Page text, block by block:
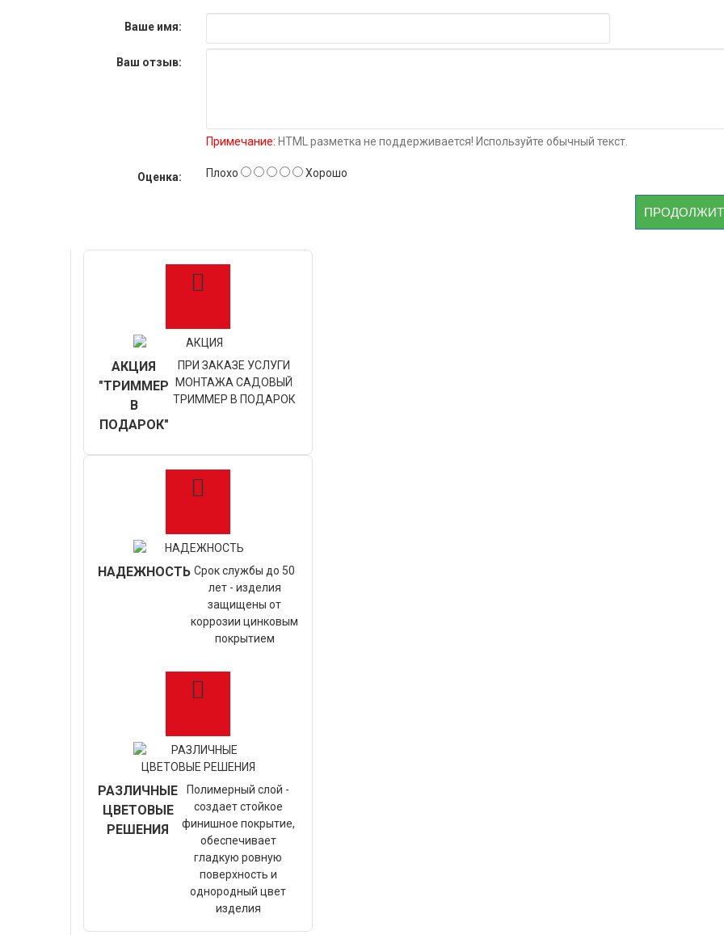
Ваше имя:
Ваш отзыв:
Примечание: HTML разметка не поддерживается! Используйте обычный текст.
Оценка: Плохо Хорошо
АКЦИЯ
"ТРИММЕР
В
ПОДАРОК"
ПРИ ЗАКАЗЕ УСЛУГИ
МОНТАЖА САДОВЫЙ
ТРИММЕР В ПОДАРОК
НАДЕЖНОСТЬ Срок службы до 50
лет - изделия
защищены от
коррозии цинковым
покрытием
РАЗЛИЧНЫЕ
ЦВЕТОВЫЕ
РЕШЕНИЯ
Полимерный слой -
создает стойкое
финишное покрытие,
обеспечивает
гладкую ровную
поверхность и
однородный цвет
изделия